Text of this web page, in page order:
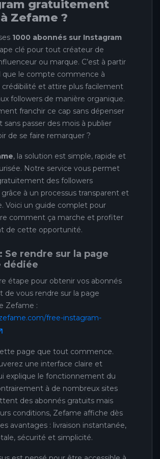
gratuitement
Zefame ?
1000 abonnés sur Instagram
clé pour tout créateur de
ou marque. C’est à partir
que le compte commence à
crédibilité et attire plus facilement
followers de manière organique.
franchir ce cap sans dépenser
sans passer des mois à publier
de se faire remarquer ?
, la solution est simple, rapide et
Notre service vous permet
des followers
à un processus transparent et
Voici un guide complet pour
comment ça marche et profiter
de cette opportunité.
Se rendre sur la page
dédiée
étape pour obtenir vos abonnés
de vous rendre sur la page
Zefame :
free-instagram-
page que tout commence.
une interface claire et
explique le fonctionnement du
à de nombreux sites
des abonnés gratuits mais
conditions, Zefame affiche dès
avantages : livraison instantanée,
sécurité et simplicité.